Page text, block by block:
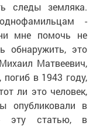
следы земляка.
-
мне помочь не
обнаружить, это
Матвеевич,
в 1943 году,
ли это человек,
опубликовали в
эту статью, в